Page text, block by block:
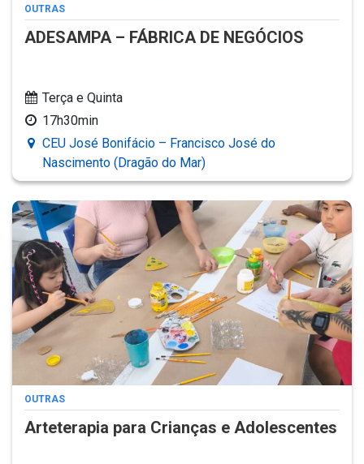
OUTRAS
ADESAMPA – FÁBRICA DE NEGÓCIOS
Terça e Quinta
17h30min
CEU José Bonifácio – Francisco José do
Nascimento (Dragão do Mar)
OUTRAS
Arteterapia para Crianças e Adolescentes